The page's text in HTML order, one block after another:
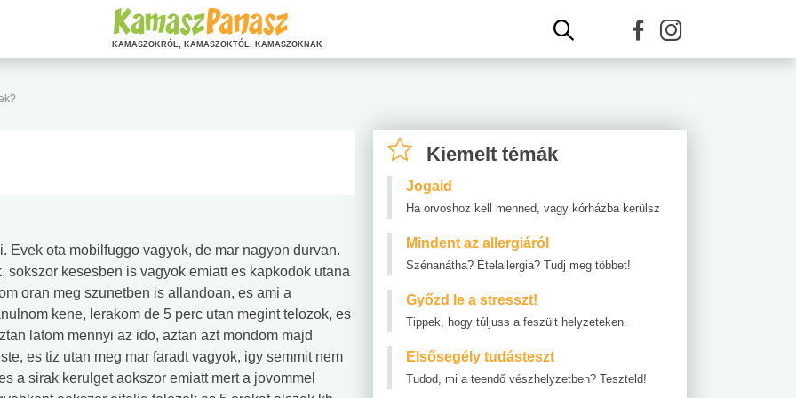
Evek ota mobilfuggo vagyok, de mar nagyon durvan.
kesesben is vagyok emiatt es kapkodok utana
oran meg szunetben is allandoan, es ami a
kene, lerakom de 5 perc utan megint telozok, es
latom mennyi az ido, aztan azt mondom majd
es tiz utan meg mar faradt vagyok, igy semmit nem
a sirak kerulget aokszor emiatt mert a jovommel
Kiemelt témák
Jogaid
Ha orvoshoz kell menned, vagy kórházba kerülsz
Mindent az allergiáról
Szénanátha? Ételallergia? Tudj meg többet!
Győzd le a stresszt!
Tippek, hogy túljuss a feszült helyzeteken.
Elsősegély tudásteszt
Tudod, mi a teendő vészhelyzetben? Teszteld!
KAMASZOKRÓL, KAMASZOKTÓL, KAMASZOKNAK